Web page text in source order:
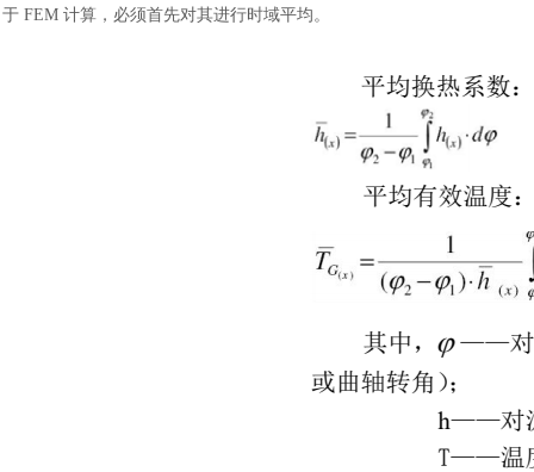
于 FEM 计算，必须首先对其进行时域平均。